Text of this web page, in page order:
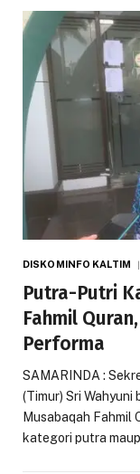
DISKOMINFO KALTIM
Putra-Putri
Fahmil
Performa
SAMARINDA :
(Timur) Sri
Musabaqah Fahmil
kategori putra